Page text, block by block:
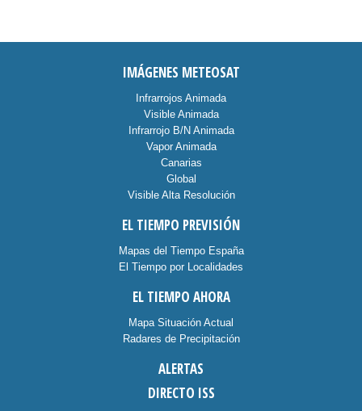
IMÁGENES METEOSAT
Infrarrojos Animada
Visible Animada
Infrarrojo B/N Animada
Vapor Animada
Canarias
Global
Visible Alta Resolución
EL TIEMPO PREVISIÓN
Mapas del Tiempo España
El Tiempo por Localidades
EL TIEMPO AHORA
Mapa Situación Actual
Radares de Precipitación
ALERTAS
DIRECTO ISS